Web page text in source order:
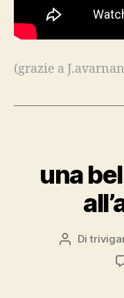
(grazie a
una
Autore
Di